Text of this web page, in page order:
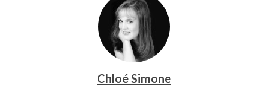
Chloé Simone